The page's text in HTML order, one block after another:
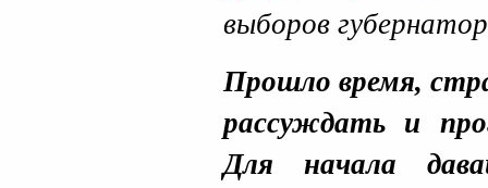
выборов
Прошло время,
рассуждать и
Для начала